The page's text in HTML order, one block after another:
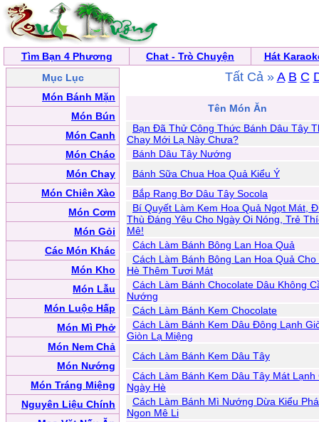
Tìm Bạn 4 Phương Chat - Trò Chuyện
Hát
Mục Lục
Món Bánh Mặn
Món Bún
Món Canh
Món Cháo
Món Chay
Món Chiên Xào
Món Cơm
Món Gỏi
Các Món Khác
Món Kho
Món Lẫu
Món Luộc Hấp
Món Mì Phở
Món Nem Chả
Món Nướng
Món Tráng Miệng
Nguyên Liệu Chính
Tất Cả » A B C
Tên Món Ăn
Bạn Đã Thử Công Thức Bánh Dâu Tây
Chay Mới Lạ Này Chưa?
Bánh Dâu Tây Nướng
Bánh Sữa Chua Hoa Quả Kiểu Ý
Bắp Rang Bơ Dâu Tây Socola
Bí Quyết Làm Kem Hoa Quả Ngọt Mát,
Thù Đáng Yêu Cho Ngày Oi Nóng, Trẻ
Mê!
Cách Làm Bánh Bông Lan Hoa Quả
Cách Làm Bánh Bông Lan Hoa Quả Cho
Hè Thêm Tươi Mát
Cách Làm Bánh Chocolate Dâu Không
Nướng
Cách Làm Bánh Kem Chocolate
Cách Làm Bánh Kem Dâu Đông Lạnh
Giòn Lạ Miệng
Cách Làm Bánh Kem Dâu Tây
Cách Làm Bánh Kem Dâu Tây Mát Lạnh
Ngày Hè
Cách Làm Bánh Mì Nướng Dừa Kiểu
Ngon Mê Li